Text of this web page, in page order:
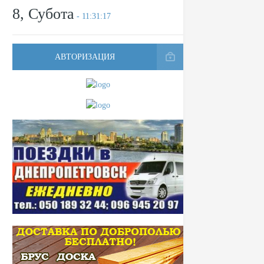
8, Субота - 11:31:17
АВТОРИЗАЦИЯ